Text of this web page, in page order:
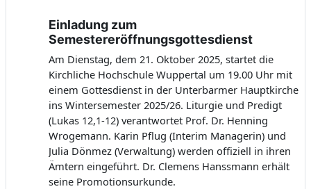
Einladung zum
Semestereröffnungsgottesdienst
Am Dienstag, dem 21. Oktober 2025, startet die
Kirchliche Hochschule Wuppertal um 19.00 Uhr mit
einem Gottesdienst in der Unterbarmer Hauptkirche
ins Wintersemester 2025/26. Liturgie und Predigt
(Lukas 12,1-12) verantwortet Prof. Dr. Henning
Wrogemann. Karin Pflug (Interim Managerin) und
Julia Dönmez (Verwaltung) werden offiziell in ihren
Ämtern eingeführt. Dr. Clemens Hanssmann erhält
seine Promotionsurkunde.